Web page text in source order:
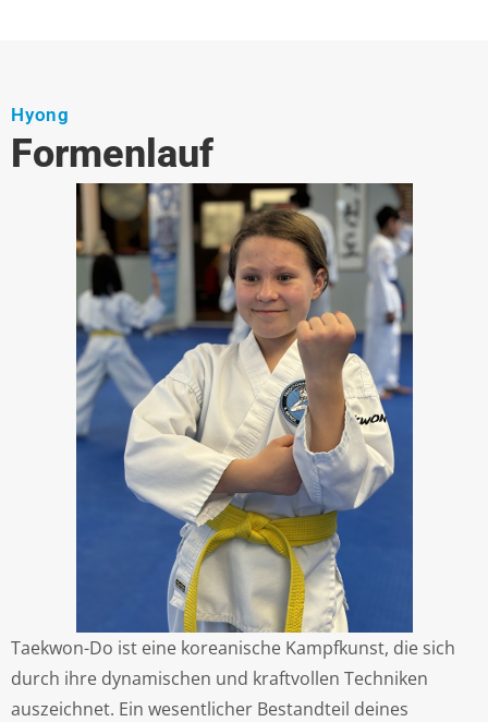
Hyong
Formenlauf
Taekwon-Do ist eine koreanische Kampfkunst, die sich
durch ihre dynamischen und kraftvollen Techniken
auszeichnet. Ein wesentlicher Bestandteil deines